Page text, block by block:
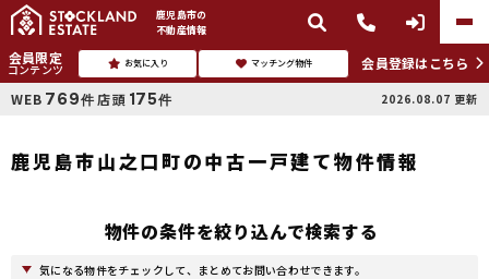
鹿児島市の
不動産情報
会員限定
コンテンツ お気に入り マッチング物件
会員登録はこちら
WEB 769件 店頭 175件 2026.08.07 更新
鹿児島市山之口町の中古一戸建て物件情報
物件の条件を絞り込んで検索する
気になる物件をチェックして、まとめてお問い合わせできます。